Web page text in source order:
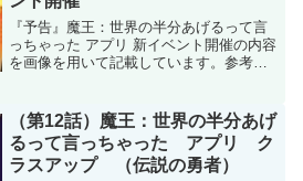
『予告』魔王：世界の半分あげるって言
っちゃった アプリ 新イベント開催の内容
を画像を用いて記載しています。参考に
（第12話）魔王：世界の半分あげ
るって言っちゃった アプリ ク
ラスアップ （伝説の勇者）